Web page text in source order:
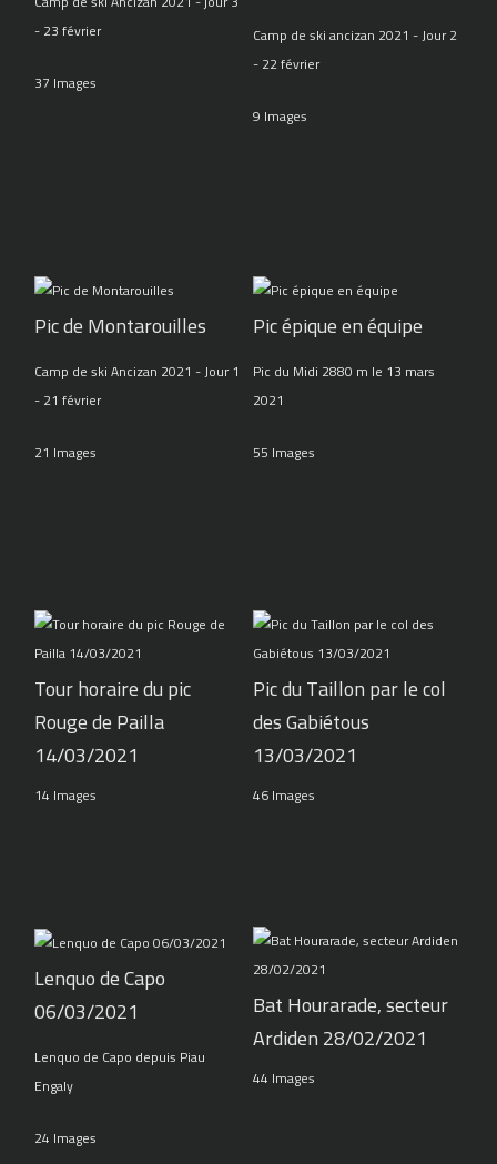
- 23 février
37 Images
Camp de ski ancizan 2021 - Jour 2
- 22 février
9 Images
Pic de Montarouilles
Camp de ski Ancizan 2021 - Jour 1
- 21 février
21 Images
Pic épique en équipe
Pic du Midi 2880 m le 13 mars
2021
55 Images
Tour horaire du pic
Rouge de Pailla
14/03/2021
14 Images
Pic du Taillon par le col
des Gabiétous
13/03/2021
46 Images
Lenquo de Capo
06/03/2021
Lenquo de Capo depuis Piau
Engaly
24 Images
Bat Hourarade, secteur
Ardiden 28/02/2021
44 Images